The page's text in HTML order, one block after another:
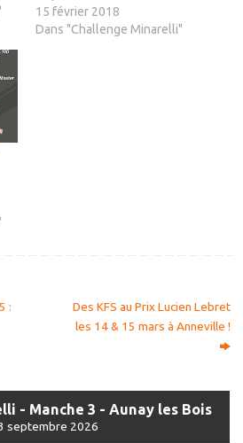
15 février 2018
Dans "Challenge Minarelli"
:
Des KFS au Prix Lucien Lebret
les 14 & 15 mars à Anneville !
- Manche 3 - Aunay les Bois
septembre 2026